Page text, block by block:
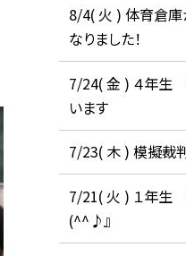
8/4( 火 ) 体育倉庫
なりました！
7/24( 金 ) ４年生
います
7/23( 木 ) 模擬裁判
7/21( 火 ) １年生
(^^♪』